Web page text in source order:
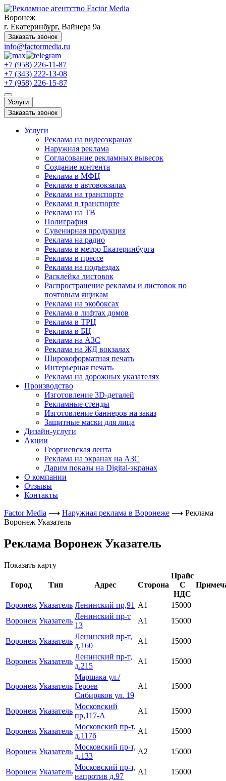
Воронеж
г. Екатеринбург, Вайнера 9а
Заказать звонок
info@factormedia.ru
+7 (958) 226-11-87
+7 (343) 222-13-08
+7 (958) 226-15-87
Услуги
Заказать звонок
Услуги
Реклама на видеоэкранах
Наружная реклама
Согласование рекламных вывесок
Создание контента
Реклама в МФЦ
Реклама в автовокзалах
Реклама на транспорте
Реклама в транспорте
Реклама на ТВ
Полиграфия
Сувенирная продукция
Реклама на радио
Реклама в метро Екатеринбурга
Реклама в прессе
Реклама на подъездах
Расклейка листовок
Распространение рекламы и листовок по
почтовым ящикам
Реклама на экобоксах
Реклама в лифтах домов
Реклама в ТРЦ
Реклама в БЦ
Реклама на АЗС
Реклама на ЖД вокзалах
Широкоформатная печать
Интерьерная печать
Реклама на дорожных указателях
Производство
Изготовление 3D-деталей
Рекламные стенды
Изготовление баннеров на заказ
Защитные маски для лица
Дизайн-услуги
Акции
Георгиевская лента
Реклама на экранах на АЗС
Дарим показы на Digital-экранах
О компании
Отзывы
Контакты
Factor Media ⟶ Наружная реклама в Воронеже ⟶ Реклама
Воронеж Указатель
Реклама Воронеж Указатель
Показать карту
Город Тип Адрес Сторона
Прайс
C
НДС
Воронеж Указатель Ленинский пр,91 A1
15000
Воронеж Указатель
Ленинский пр-т
13
A1 15000
Воронеж Указатель
Ленинский пр-т,
д.160
A1 15000
Воронеж Указатель
Ленинский пр-т,
д.215
A1 15000
Воронеж Указатель
Маршака ул./
Героев
Сибиряков ул. 19
A1 15000
Воронеж Указатель
Московский
пр,117-А
A1 15000
Воронеж Указатель
Московский пр-т,
д.117б
A1 15000
Воронеж Указатель
Московский пр-т,
д.133
A2 15000
Воронеж Указатель
Московский пр-т,
напротив д.97
A1
15000